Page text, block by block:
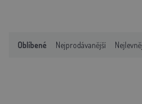
Oblíbené Nejprodávanější